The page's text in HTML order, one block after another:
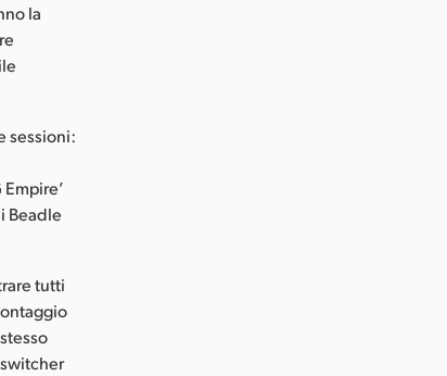
la
sessioni:
Beadle
tutti